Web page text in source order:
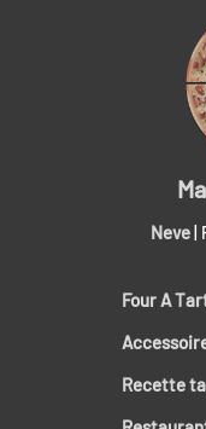
Neve|
Four A
Recette